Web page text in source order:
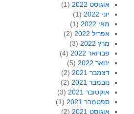
אוגוסט 2022
(1)
יוני 2022
(1)
מאי 2022
(1)
אפריל 2022
(2)
מרץ 2022
(3)
פברואר 2022
(4)
ינואר 2022
(5)
דצמבר 2021
(2)
נובמבר 2021
(2)
אוקטובר 2021
(3)
ספטמבר 2021
(1)
אוגוסט 2021
(2)